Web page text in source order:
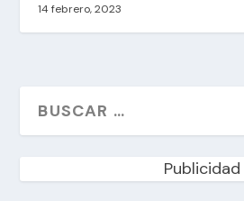
14 febrero, 2023
Publicidad